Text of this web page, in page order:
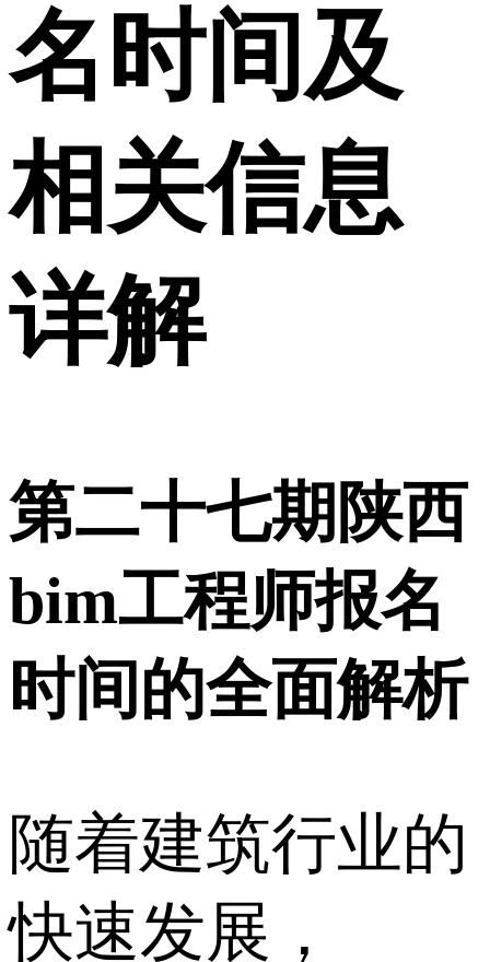
名时间及
相关信息
详解
第二十七期陕西
bim工程师报名
时间的全面解析
随着建筑行业的
快速发展，